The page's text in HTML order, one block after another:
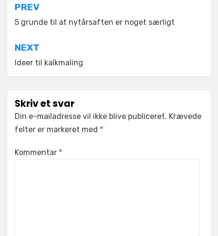
Indlægsnavigation
PREV
5 grunde til at nytårsaften er noget særligt
NEXT
Ideer til kalkmaling
Skriv et svar
Din e-mailadresse vil ikke blive publiceret. Krævede
felter er markeret med *
Kommentar *